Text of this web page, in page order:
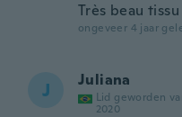
Très beau tissu
ongeveer 4 jaar
J Juliana
Lid geworden
2020